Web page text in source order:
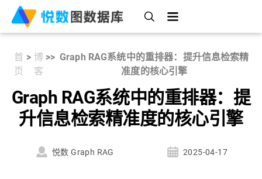
首
页
> 博
客
>> Graph RAG系统中的重排器：提升信息检索精
准度的核心引擎
Graph RAG系统中的重排器：提
升信息检索精准度的核心引擎
悦数 Graph RAG 2025-04-17